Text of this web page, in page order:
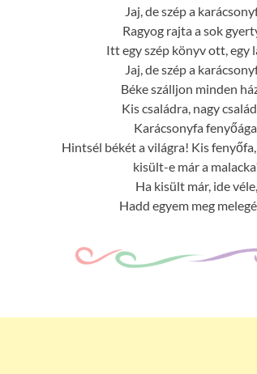
Jaj, de szép a
Ragyog rajta a sok
Itt egy szép könyv ott, egy
Jaj, de szép a
Béke szálljon minden
Kis családra, nagy
Karácsonyfa
Hintsél békét a világra! Kis
kisült-e már a
Ha kisült már, ide véle,
Hadd egyem meg